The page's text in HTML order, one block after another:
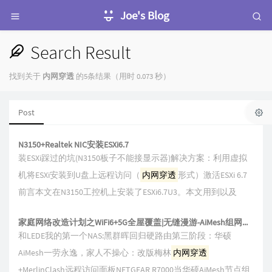
Joe's Blog
Search Result
找到关于 内网穿透 的5条结果（用时 0.073 秒）
Post
N3150+Realtek NIC安装ESXi6.7
装ESXi踩过的坑(N3150板子不能接显示器)解决方案：利用虚拟
机将ESXi安装到U盘上远程访问（ 内网穿透 形式）激活ESXi 6.7
前言本文在N3150工控机上安装了ESXi6.7U3。本文用到以及
家庭网络改造计划之WiFi6+5G全屋覆盖|无缝漫游-AiMesh组网实战
和LEDE我的第一个NAS:黑群晖回归硬路由第三阶段：华硕
AiMesh一劳永逸，家人不操心：改版梅林 内网穿透
+MerlinClash远程访问面板NETGEAR R7000当华硕AiMesh节点组